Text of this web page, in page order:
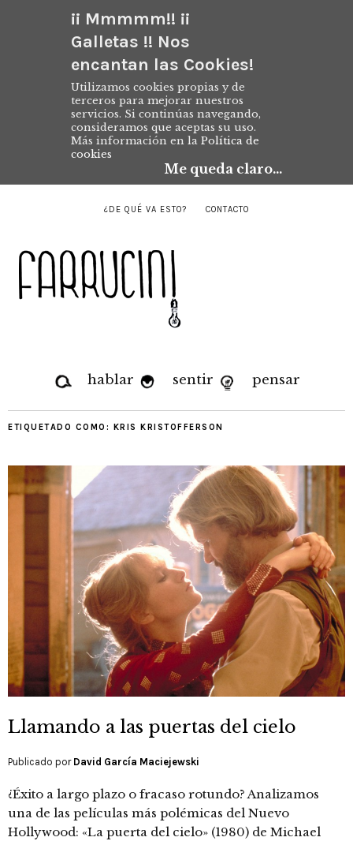
¡¡ Mmmmm!! ¡¡
Galletas !! Nos
encantan las Cookies!
Utilizamos cookies propias y de
terceros para mejorar nuestros
servicios. Si continúas navegando,
consideramos que aceptas su uso.
Más información en la Política de
cookies
Me queda claro...
¿DE QUÉ VA ESTO? CONTACTO
hablar sentir pensar
ETIQUETADO COMO: KRIS KRISTOFFERSON
Llamando a las puertas del cielo
Publicado por David García Maciejewski
¿Éxito a largo plazo o fracaso rotundo? Analizamos
una de las películas más polémicas del Nuevo
Hollywood: «La puerta del cielo» (1980) de Michael